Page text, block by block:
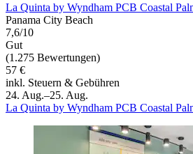
La Quinta by Wyndham PCB Coastal
Panama City Beach
7,6/10
Gut
(1.275 Bewertungen)
57 €
inkl. Steuern & Gebühren
24. Aug.–25. Aug.
La Quinta by Wyndham PCB Coastal